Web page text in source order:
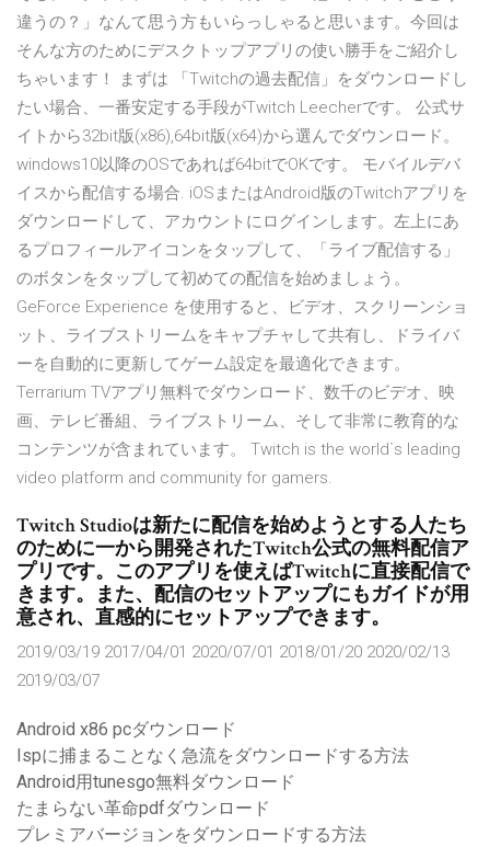
違うの？」なんて思う方もいらっしゃると思います。今回は
そんな方のためにデスクトップアプリの使い勝手をご紹介し
ちゃいます！ まずは 「Twitchの過去配信」をダウンロードし
たい場合、一番安定する手段がTwitch Leecherです。 公式サ
イトから32bit版(x86),64bit版(x64)から選んでダウンロード。
windows10以降のOSであれば64bitでOKです。 モバイルデバ
イスから配信する場合. iOSまたはAndroid版のTwitchアプリを
ダウンロードして、アカウントにログインします。左上にあ
るプロフィールアイコンをタップして、「ライブ配信する」
のボタンをタップして初めての配信を始めましょう。
GeForce Experience を使用すると、ビデオ、スクリーンショ
ット、ライブストリームをキャプチャして共有し、ドライバ
ーを自動的に更新してゲーム設定を最適化できます。
Terrarium TVアプリ無料でダウンロード、数千のビデオ、映
画、テレビ番組、ライブストリーム、そして非常に教育的な
コンテンツが含まれています。 Twitch is the world`s leading
video platform and community for gamers.
Twitch Studioは新たに配信を始めようとする人たち
のために一から開発されたTwitch公式の無料配信ア
プリです。このアプリを使えばTwitchに直接配信で
きます。また、配信のセットアップにもガイドが用
意され、直感的にセットアップできます。
2019/03/19 2017/04/01 2020/07/01 2018/01/20 2020/02/13
2019/03/07
Android x86 pcダウンロード
Ispに捕まることなく急流をダウンロードする方法
Android用tunesgo無料ダウンロード
たまらない革命p​​dfダウンロード
プレミアバージョンをダウンロードする方法